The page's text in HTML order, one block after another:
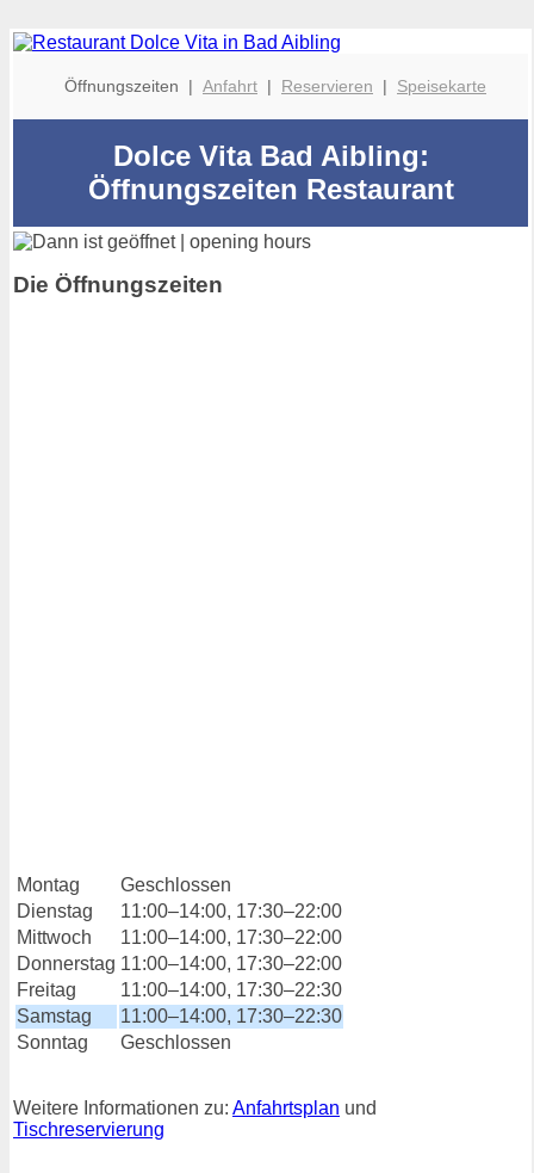
Öffnungszeiten | Anfahrt | Reservieren | Speisekarte
Dolce Vita Bad Aibling:
Öffnungszeiten Restaurant
Die Öffnungszeiten
Montag
Geschlossen
Dienstag
11:00–14:00, 17:30–22:00
Mittwoch
11:00–14:00, 17:30–22:00
Donnerstag 11:00–14:00, 17:30–22:00
Freitag
11:00–14:00, 17:30–22:30
Samstag
11:00–14:00, 17:30–22:30
Sonntag
Geschlossen
Weitere Informationen zu: Anfahrtsplan und
Tischreservierung